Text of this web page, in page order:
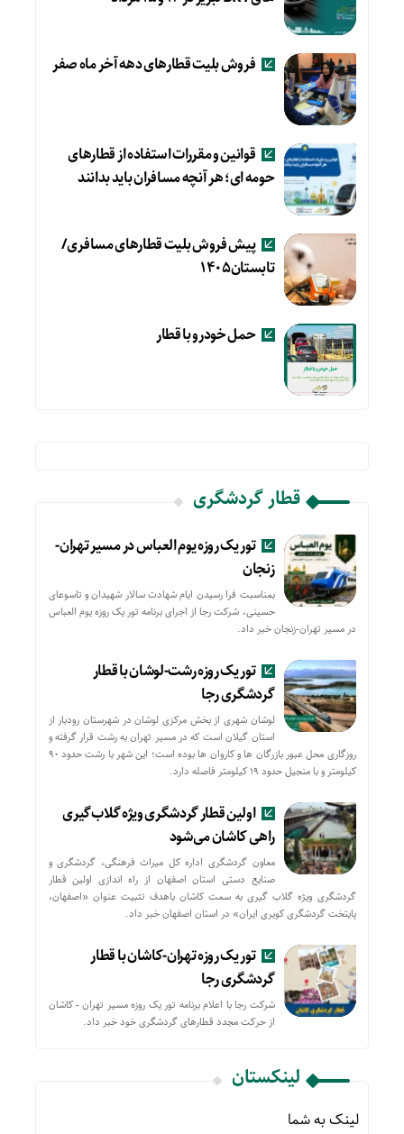
فروش بلیت قطارهای دهه آخر ماه صفر
قوانین و مقررات استفاده از قطارهای
حومه ای؛ هر آنچه مسافران باید بدانند
پیش فروش بلیت قطارهای مسافری/
تابستان۱۴۰۵
حمل خودرو با قطار
قطار گردشگری
تور یک روزه یوم العباس در مسیر تهران-
زنجان
بمناسبت فرا رسیدن ایام شهادت سالار شهیدان و تاسوعای
حسینی، شرکت رجا از اجرای برنامه تور یک روزه یوم العباس
در مسیر تهران-زنجان خبر داد.
تور یک روزه رشت-لوشان با قطار
گردشگری رجا
لوشان شهری از بخش مرکزی لوشان در شهرستان رودبار از
استان گیلان است که در مسیر تهران به رشت قرار گرفته و
روزگاری محل عبور بازرگان ها و کاروان ها بوده است؛ این شهر با رشت حدود ۹۰
کیلومتر و با منجیل حدود ۱۹ کیلومتر فاصله دارد.
اولین قطار گردشگری ویژه گلاب‌گیری
راهی کاشان می‌شود
معاون گردشگری اداره کل میراث فرهنگی، گردشگری و
صنایع دستی استان اصفهان از راه اندازی اولین قطار
گردشگری ویژه گلاب گیری به سمت کاشان باهدف تثبیت عنوان «اصفهان،
پایتخت گردشگری کویری ایران» در استان اصفهان خبر داد.
تور یک روزه تهران-کاشان با قطار
گردشگری رجا
شرکت رجا با اعلام برنامه تور یک روزه مسیر تهران - کاشان
از حركت مجدد قطارهای گردشگری خود خبر داد.
لینکستان
لینک به شما